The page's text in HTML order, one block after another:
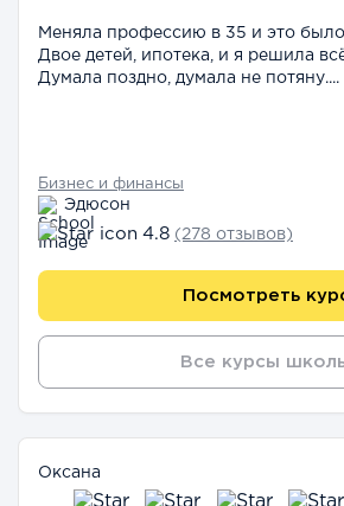
Меняла профессию в 35 и это
Двое детей, ипотека, и я решила
Думала поздно, думала не потяну....
Бизнес и финансы
Эдюсон
4.8 (278 отзывов)
Посмотреть
Все курсы
Оксана